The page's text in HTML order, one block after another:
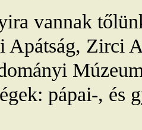
vannak
Apátság, Zirci
pápai-, és